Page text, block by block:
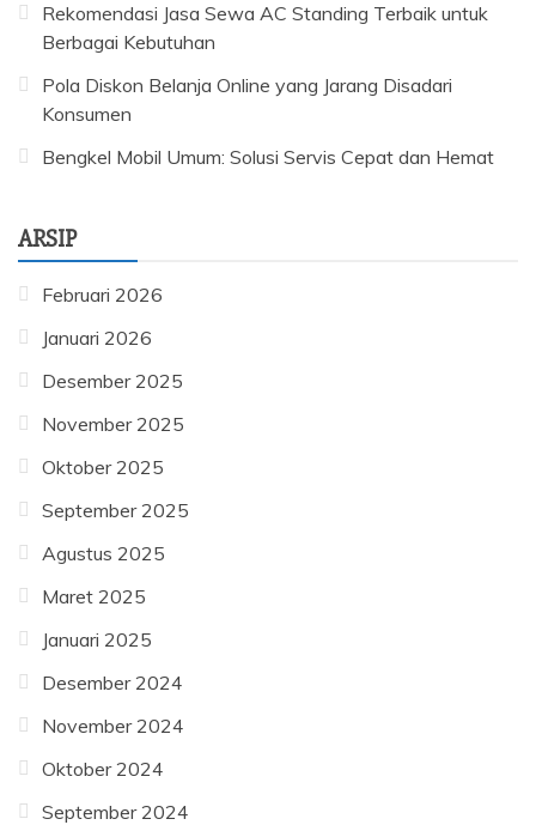
Rekomendasi Jasa Sewa AC Standing Terbaik untuk
Berbagai Kebutuhan
Pola Diskon Belanja Online yang Jarang Disadari
Konsumen
Bengkel Mobil Umum: Solusi Servis Cepat dan Hemat
ARSIP
Februari 2026
Januari 2026
Desember 2025
November 2025
Oktober 2025
September 2025
Agustus 2025
Maret 2025
Januari 2025
Desember 2024
November 2024
Oktober 2024
September 2024